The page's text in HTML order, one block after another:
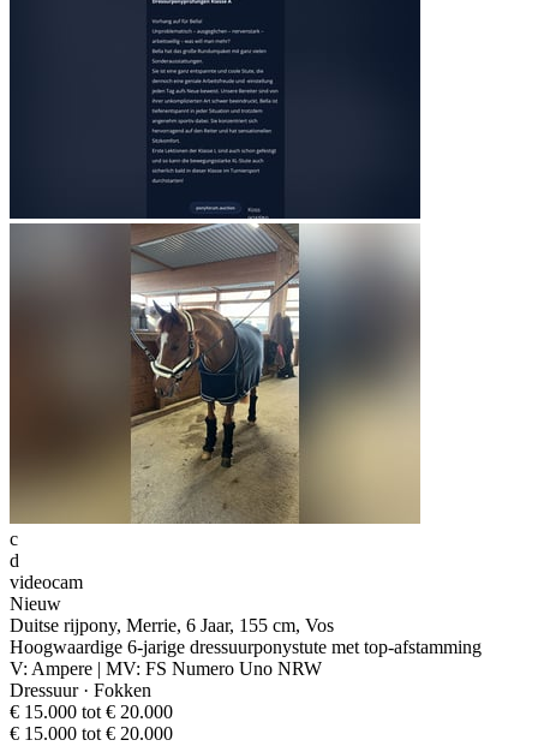
c
d
videocam
Nieuw
Duitse rijpony, Merrie, 6 Jaar, 155 cm, Vos
Hoogwaardige 6-jarige dressuurponystute met top-afstamming
V: Ampere | MV: FS Numero Uno NRW
Dressuur · Fokken
€ 15.000 tot € 20.000
€ 15.000 tot € 20.000